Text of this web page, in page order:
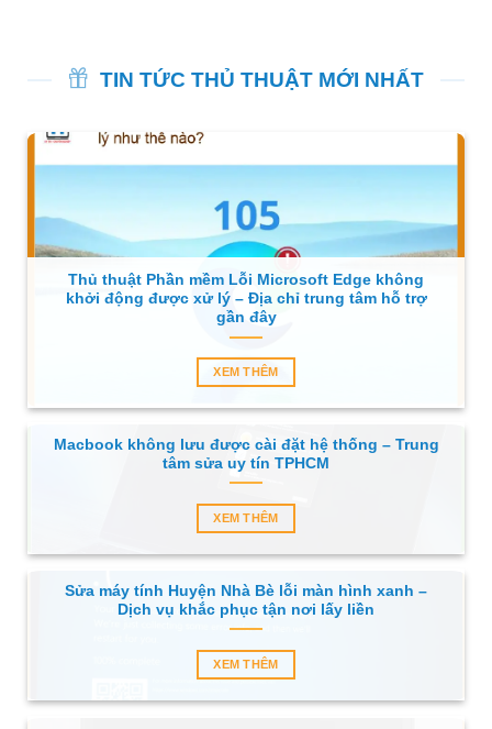
TIN TỨC THỦ THUẬT MỚI NHẤT
Thủ thuật Phần mềm Lỗi Microsoft Edge không
khởi động được xử lý – Địa chỉ trung tâm hỗ trợ
gần đây
XEM THÊM
Macbook không lưu được cài đặt hệ thống – Trung
tâm sửa uy tín TPHCM
XEM THÊM
Sửa máy tính Huyện Nhà Bè lỗi màn hình xanh –
Dịch vụ khắc phục tận nơi lấy liền
XEM THÊM